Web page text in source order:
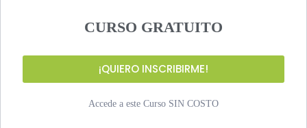
CURSO GRATUITO
¡QUIERO INSCRIBIRME!
Accede a este Curso SIN COSTO